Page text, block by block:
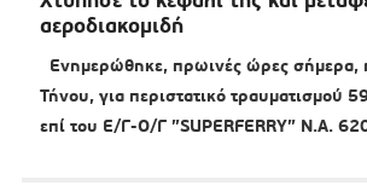
αεροδιακομιδή
Ενημερώθηκε, πρωινές ώρες σήμερα,
Τήνου, για περιστατικό τραυματισμού
επί του Ε/Γ-Ο/Γ ”SUPERFERRY” Ν.A.